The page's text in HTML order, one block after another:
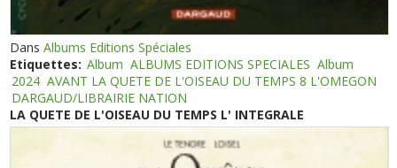
DansAlbums Editions Spéciales
Etiquettes: Album ALBUMS EDITIONS SPECIALES Album
2024 AVANT LA QUETE DE L'OISEAU DU TEMPS 8 L'OMEGON
DARGAUD/LIBRAIRIE NATION
LA QUETE DE L'OISEAU DU TEMPS L' INTEGRALE